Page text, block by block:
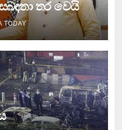
තර වෙයි
TODAY